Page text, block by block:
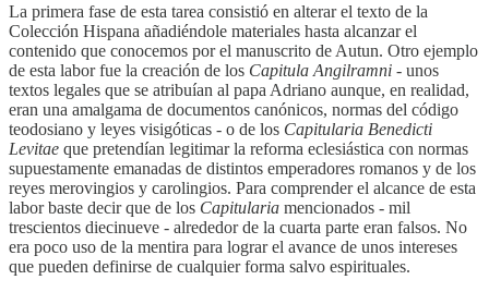
La primera fase de esta tarea consistió en alterar el texto de la
Colección Hispana añadiéndole materiales hasta alcanzar el
contenido que conocemos por el manuscrito de Autun. Otro ejemplo
de esta labor fue la creación de los Capitula Angilramni - unos
textos legales que se atribuían al papa Adriano aunque, en realidad,
eran una amalgama de documentos canónicos, normas del código
teodosiano y leyes visigóticas - o de los Capitularia Benedicti
Levitae que pretendían legitimar la reforma eclesiástica con normas
supuestamente emanadas de distintos emperadores romanos y de los
reyes merovingios y carolingios. Para comprender el alcance de esta
labor baste decir que de los Capitularia mencionados - mil
trescientos diecinueve - alrededor de la cuarta parte eran falsos. No
era poco uso de la mentira para lograr el avance de unos intereses
que pueden definirse de cualquier forma salvo espirituales.